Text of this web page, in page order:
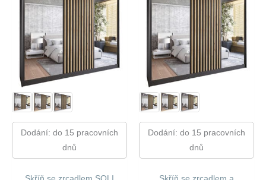
Dodání: do 15 pracovních
dnů
Dodání: do 15 pracovních
dnů